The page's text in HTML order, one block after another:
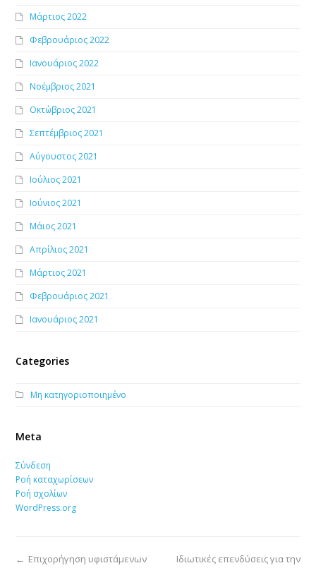
Μάρτιος 2022
Φεβρουάριος 2022
Ιανουάριος 2022
Νοέμβριος 2021
Οκτώβριος 2021
Σεπτέμβριος 2021
Αύγουστος 2021
Ιούλιος 2021
Ιούνιος 2021
Μάιος 2021
Απρίλιος 2021
Μάρτιος 2021
Φεβρουάριος 2021
Ιανουάριος 2021
Categories
Μη κατηγοριοποιημένο
Meta
Σύνδεση
Ροή καταχωρίσεων
Ροή σχολίων
WordPress.org
Ιδιωτικές επενδύσεις για την
← Επιχορήγηση υφιστάμενων